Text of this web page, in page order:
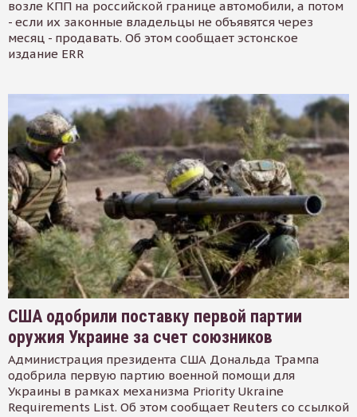
возле КПП на российской границе автомобили, а потом
- если их законные владельцы не объявятся через
месяц - продавать. Об этом сообщает эстонское
издание ERR
США одобрили поставку первой партии
оружия Украине за счет союзников
Администрация президента США Дональда Трампа
одобрила первую партию военной помощи для
Украины в рамках механизма Priority Ukraine
Requirements List. Об этом сообщает Reuters со ссылкой